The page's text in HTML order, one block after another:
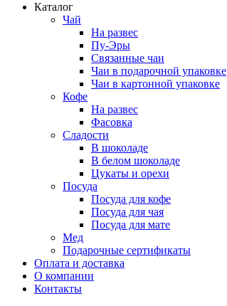
Каталог
Чай
На развес
Пу-Эры
Связанные чаи
Чаи в подарочной упаковке
Чаи в картонной упаковке
Кофе
На развес
Фасовка
Сладости
В шоколаде
В белом шоколаде
Цукаты и орехи
Посуда
Посуда для кофе
Посуда для чая
Посуда для мате
Мед
Подарочные сертификаты
Оплата и доставка
О компании
Контакты